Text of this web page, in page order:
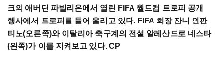
크의 애버딘 파빌리온에서 열린 FIFA 월드컵 트로피 공개
행사에서 트로피를 들어 올리고 있다. FIFA 회장 잔니 인판
티노(오른쪽)와 이탈리아 축구계의 전설 알레산드로 네스타
(왼쪽)가 이를 지켜보고 있다. CP